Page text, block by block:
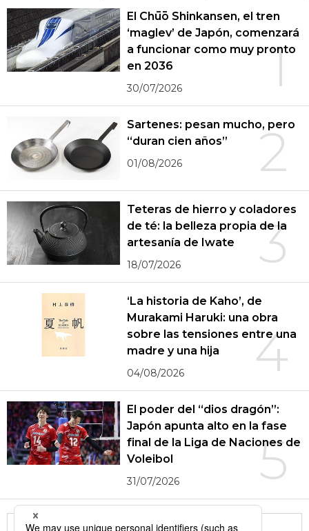
1
El Chūō Shinkansen, el tren
‘maglev’ de Japón, comenzará
a funcionar como muy pronto
en 2036
30/07/2026
2
Sartenes: pesan mucho, pero
“duran cien años”
01/08/2026
3
Teteras de hierro y coladores
de té: la belleza propia de la
artesanía de Iwate
18/07/2026
4
‘La historia de Kaho’, de
Murakami Haruki: una obra
sobre las tensiones entre una
madre y una hija
04/08/2026
5
El poder del “dios dragón”:
Japón apunta alto en la fase
final de la Liga de Naciones de
Voleibol
31/07/2026